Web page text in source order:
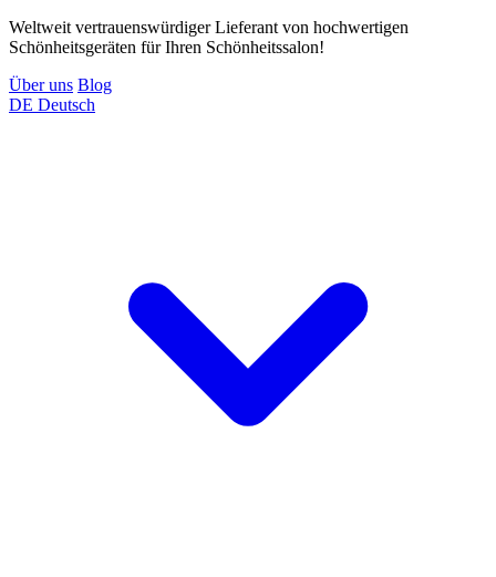
Weltweit vertrauenswürdiger Lieferant von hochwertigen
Schönheitsgeräten für Ihren Schönheitssalon!
Über uns Blog
DE Deutsch